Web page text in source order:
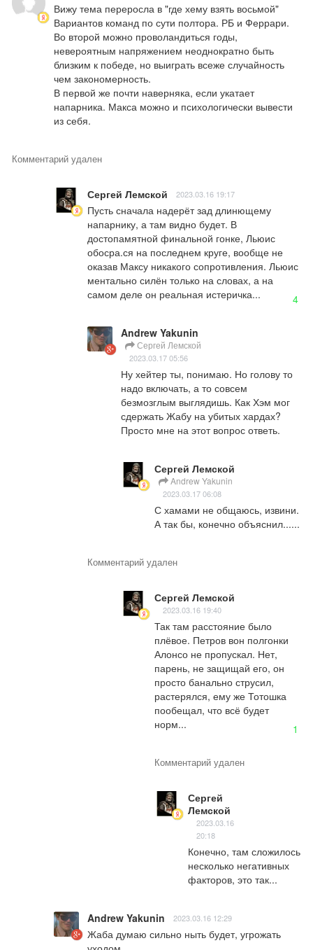
Вижу тема переросла в "где хему взять восьмой"
Вариантов команд по сути полтора. РБ и Феррари.
Во второй можно проволандиться годы,
невероятным напряжением неоднократно быть
близким к победе, но выиграть всеже случайность
чем закономерность.
В первой же почти наверняка, если укатает
напарника. Макса можно и психологически вывести
из себя.
Комментарий удален
Сергей Лемской 2023.03.16 19:17
Пусть сначала надерёт зад длинющему
напарнику, а там видно будет. В
достопамятной финальной гонке, Льюис
обосра.ся на последнем круге, вообще не
оказав Максу никакого сопротивления. Льюис
ментально силён только на словах, а на
самом деле он реальная истеричка...
4
Andrew Yakunin
Сергей Лемской
2023.03.17 05:56
Ну хейтер ты, понимаю. Но голову то
надо включать, а то совсем
безмозглым выглядишь. Как Хэм мог
сдержать Жабу на убитых хардах?
Просто мне на этот вопрос ответь.
Сергей Лемской
Andrew Yakunin
2023.03.17 06:08
С хамами не общаюсь, извини.
А так бы, конечно объяснил......
Комментарий удален
Сергей Лемской
2023.03.16 19:40
Так там расстояние было
плёвое. Петров вон полгонки
Алонсо не пропускал. Нет,
парень, не защищай его, он
просто банально струсил,
растерялся, ему же Тотошка
пообещал, что всё будет
норм...
1
Комментарий удален
Сергей
Лемской
2023.03.16
20:18
Конечно, там сложилось
несколько негативных
факторов, это так...
Andrew Yakunin 2023.03.16 12:29
Жаба думаю сильно ныть будет, угрожать